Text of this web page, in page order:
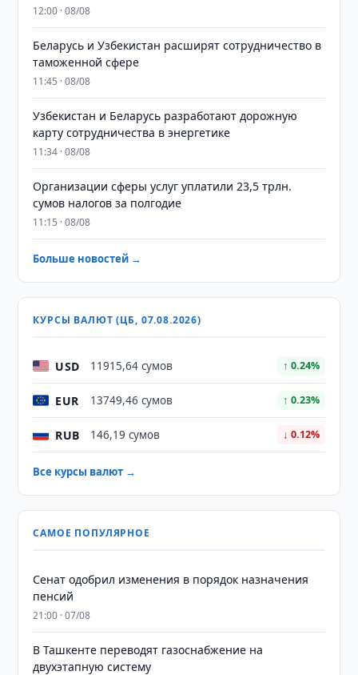
12:00 · 08/08
Беларусь и Узбекистан расширят сотрудничество в
таможенной сфере
11:45 · 08/08
Узбекистан и Беларусь разработают дорожную
карту сотрудничества в энергетике
11:34 · 08/08
Организации сферы услуг уплатили 23,5 трлн.
сумов налогов за полгодие
11:15 · 08/08
Больше новостей →
КУРСЫ ВАЛЮТ (ЦБ, 07.08.2026)
USD 11915,64 сумов ↑ 0.24%
EUR 13749,46 сумов ↑ 0.23%
RUB 146,19 сумов ↓ 0.12%
Все курсы валют →
САМОЕ ПОПУЛЯРНОЕ
Сенат одобрил изменения в порядок назначения
пенсий
21:00 · 07/08
В Ташкенте переводят газоснабжение на
двухэтапную систему